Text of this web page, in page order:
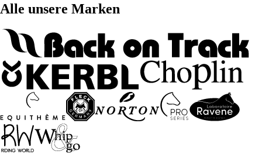
Alle unsere Marken